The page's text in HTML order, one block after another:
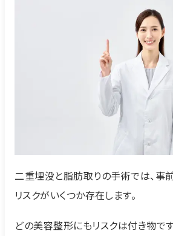
二重埋没と脂肪取りの手術では、事
リスクがいくつか存在します。
どの美容整形にもリスクは付き物で